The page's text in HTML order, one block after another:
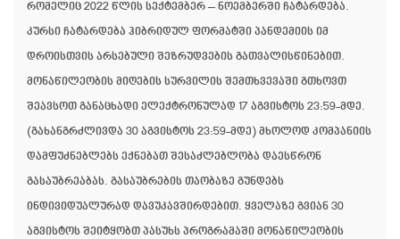
რომელიც 2022 წლის სექტემბერ – ნოემბერში ჩატარდება. ​
კურსი ჩატარდება ჰიბრიდულ ფორმატში პანდემიის იმ
დროისთვის არსებული შეზრუდვების გათვალისწინებით. ​
მონაწილეობის მიღების სურვილის შემთხვევაში გთხოვთ
შეავსოთ განაცხადი ელექტრონულად 17 აგვისტოს 23:59-მდე.
(გახანგრძლივდა 30 აგვისტოს 23:59-მდე)​ მხოლოდ კომპანიის
დამფუძნებლებს ექნებათ შესაძლებლობა დაესწრონ
გასაუბრეაბას. გასაუბრების თაობაზე გუნდებს
ინდივიდუალურად დავუკავშირდებით. ყველაზე გვიან 30
აგვისტოს შეიტყობთ პასუხს პროგრამაში მონაწილეობის